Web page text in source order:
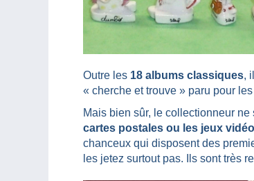
Outre les 18 albums classiques,
« cherche et trouve » paru pour
Mais bien sûr, le collectionneur ne
cartes postales ou les jeux
chanceux qui disposent des
les jetez surtout pas. Ils sont très